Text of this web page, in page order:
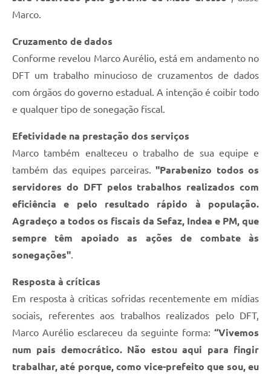
Marco.
Cruzamento de dados
Conforme revelou Marco Aurélio, está em andamento no
DFT um trabalho minucioso de cruzamentos de dados
com órgãos do governo estadual. A intenção é coibir todo
e qualquer tipo de sonegação fiscal.
Efetividade na prestação dos serviços
Marco também enalteceu o trabalho de sua equipe e
também das equipes parceiras."Parabenizo todos os
servidores do DFT pelos trabalhos realizados com
eficiência e pelo resultado rápido à população.
Agradeço a todos os fiscais da Sefaz, Indea e PM, que
sempre têm apoiado as ações de combate às
sonegações"
Resposta à críticas
Em resposta à criticas sofridas recentemente em mídias
sociais, referentes aos trabalhos realizados pelo DFT,
Marco Aurélio esclareceu da seguinte forma: “Vivemos
num pais democrático. Não estou aqui para fingir
trabalhar, até porque, como vice-prefeito que sou, eu